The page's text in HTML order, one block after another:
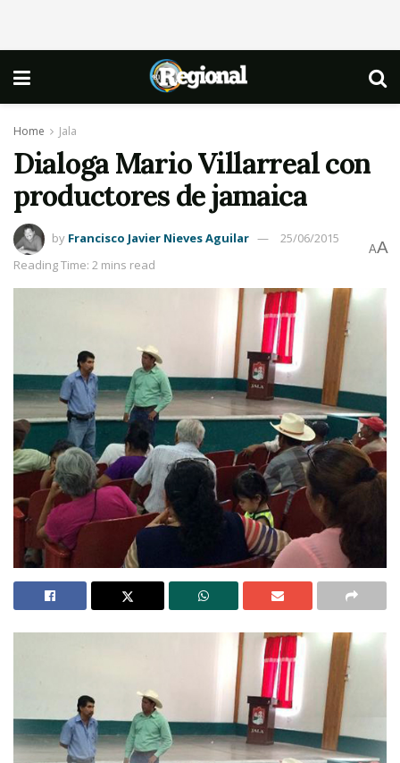
Home Jala
Dialoga Mario Villarreal con
productores de jamaica
by Francisco Javier Nieves Aguilar
25/06/2015
Reading Time: 2 mins read
AA